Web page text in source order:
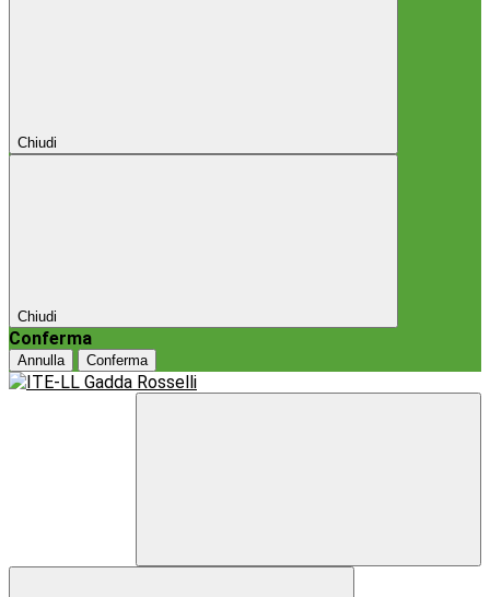
Chiudi
Chiudi
Conferma
Annulla Conferma